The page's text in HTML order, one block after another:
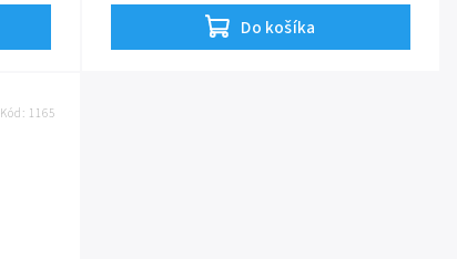
Do košíka
Kód: 1165